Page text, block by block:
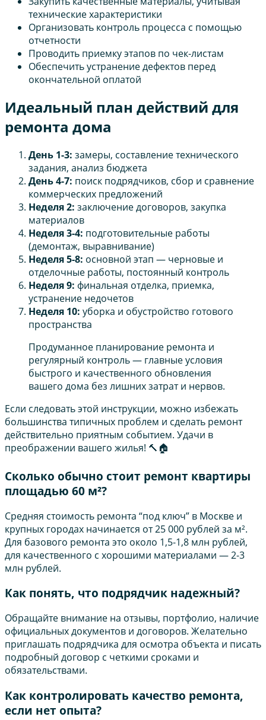
технические характеристики
Организовать контроль процесса с помощью
отчетности
Проводить приемку этапов по чек-листам
Обеспечить устранение дефектов перед
окончательной оплатой
Идеальный план действий для
ремонта дома
День 1-3: замеры, составление технического
задания, анализ бюджета
День 4-7: поиск подрядчиков, сбор и сравнение
коммерческих предложений
Неделя 2: заключение договоров, закупка
материалов
Неделя 3-4: подготовительные работы
(демонтаж, выравнивание)
Неделя 5-8: основной этап — черновые и
отделочные работы, постоянный контроль
Неделя 9: финальная отделка, приемка,
устранение недочетов
Неделя 10: уборка и обустройство готового
пространства
Продуманное планирование ремонта и
регулярный контроль — главные условия
быстрого и качественного обновления
вашего дома без лишних затрат и нервов.
Если следовать этой инструкции, можно избежать
большинства типичных проблем и сделать ремонт
действительно приятным событием. Удачи в
преображении вашего жилья! 🔨🏠
Сколько обычно стоит ремонт квартиры
площадью 60 м²?
Средняя стоимость ремонта “под ключ” в Москве и
крупных городах начинается от 25 000 рублей за м².
Для базового ремонта это около 1,5-1,8 млн рублей,
для качественного с хорошими материалами — 2-3
млн рублей.
Как понять, что подрядчик надежный?
Обращайте внимание на отзывы, портфолио, наличие
официальных документов и договоров. Желательно
приглашать подрядчика для осмотра объекта и писать
подробный договор с четкими сроками и
обязательствами.
Как контролировать качество ремонта,
если нет опыта?